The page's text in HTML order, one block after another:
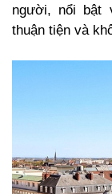
người, nổi bật
thuận tiện và